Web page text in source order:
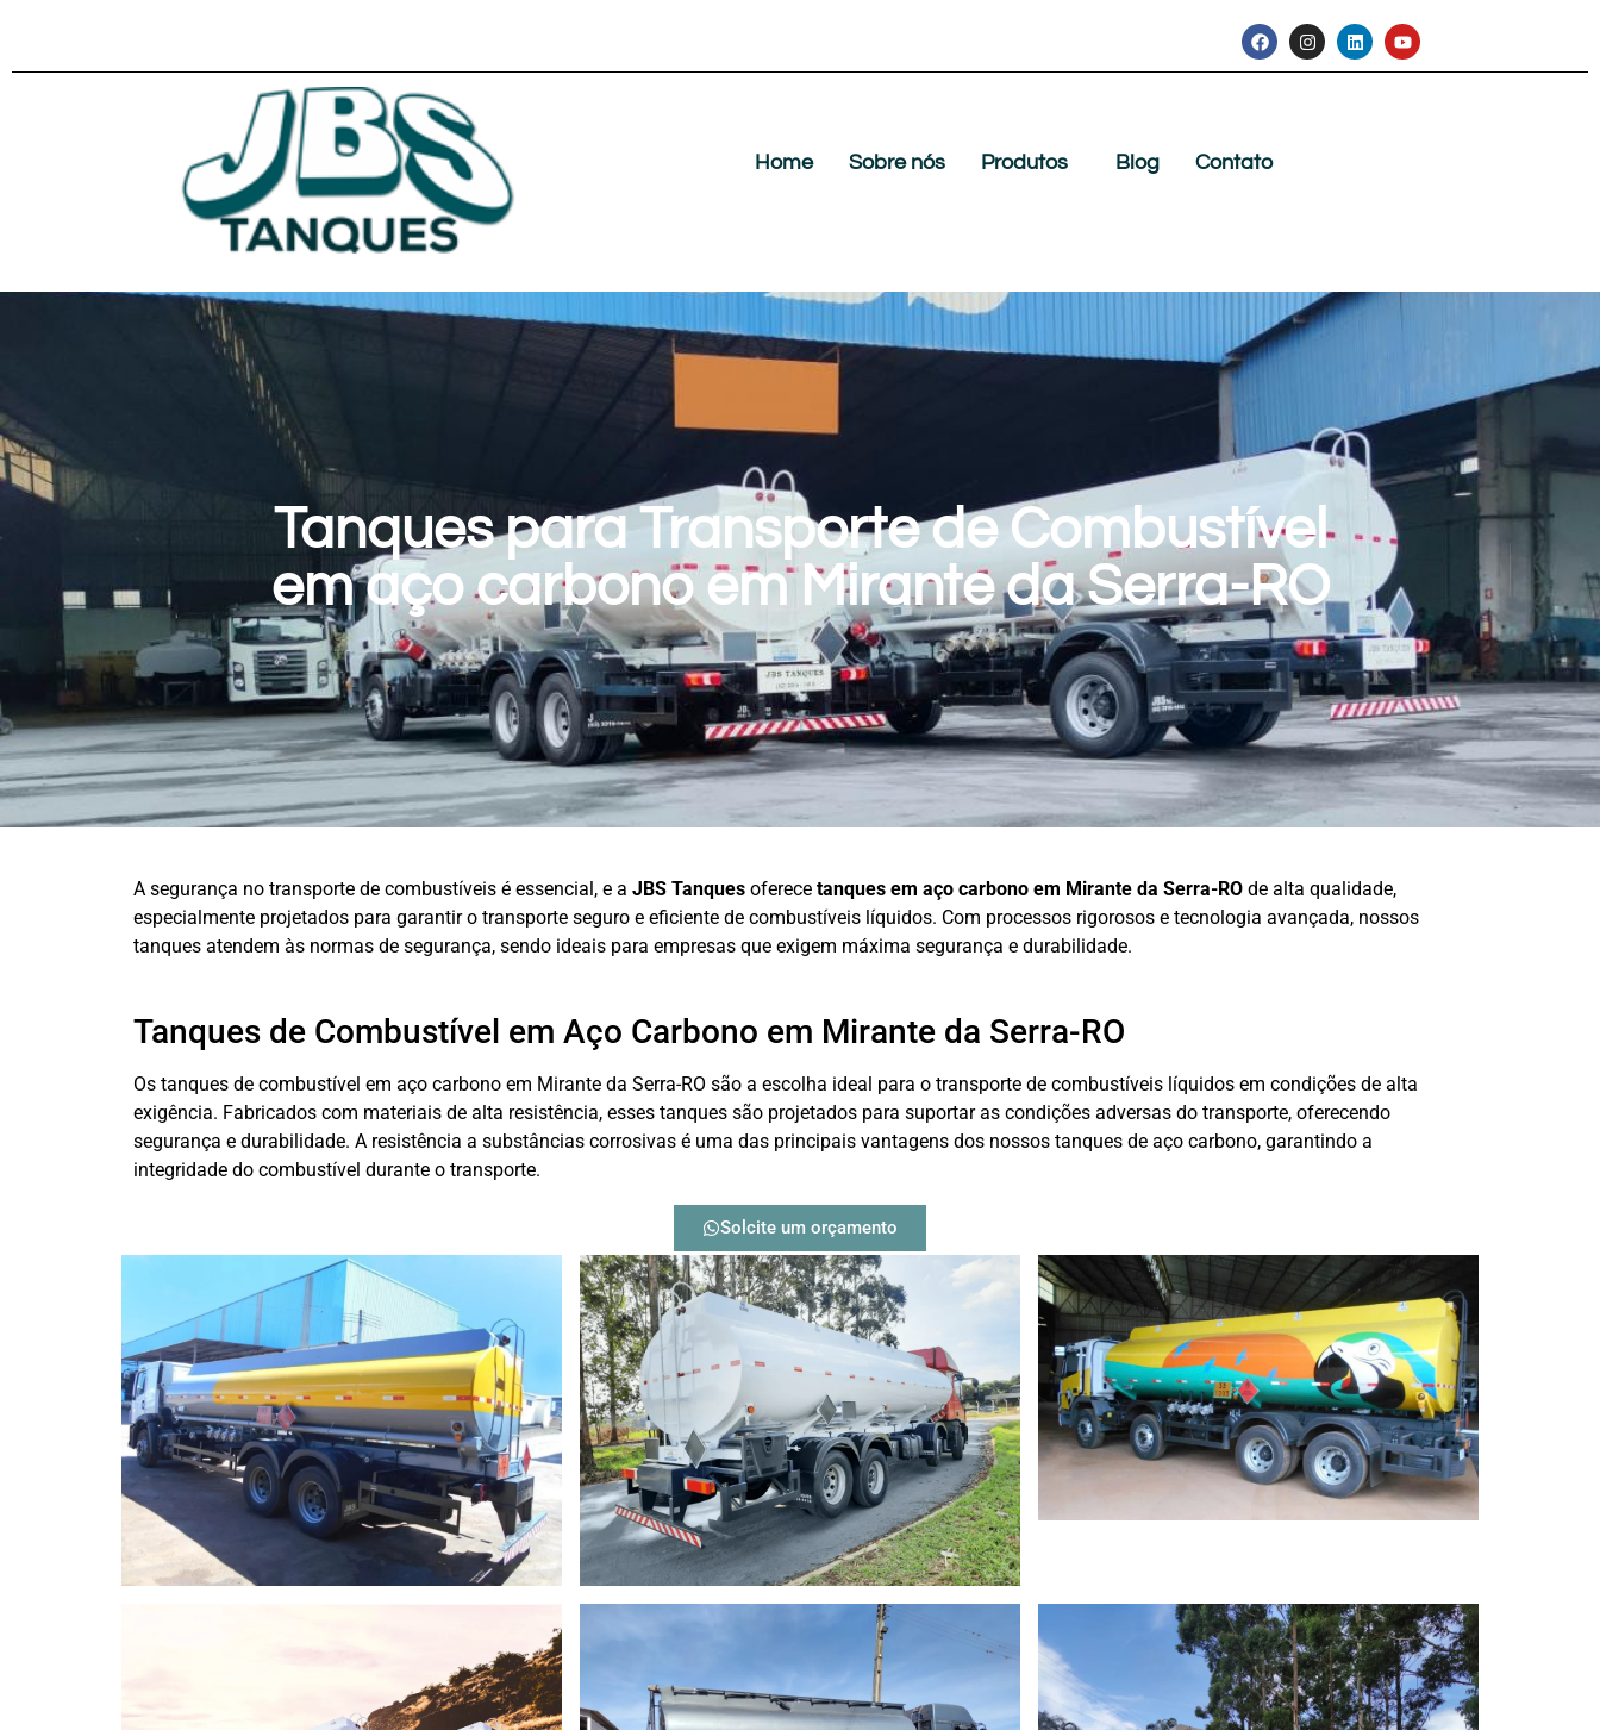
Home Sobre nós Produtos Blog Contato
Tanques para Transporte de Combustível
em aço carbono em Mirante da Serra-RO
A segurança no transporte de combustíveis é essencial, e a JBS Tanques oferece tanques em aço carbono em Mirante da Serra-RO de alta qualidade,
especialmente projetados para garantir o transporte seguro e eficiente de combustíveis líquidos. Com processos rigorosos e tecnologia avançada, nossos
tanques atendem às normas de segurança, sendo ideais para empresas que exigem máxima segurança e durabilidade.
Tanques de Combustível em Aço Carbono em Mirante da Serra-RO
Os tanques de combustível em aço carbono em Mirante da Serra-RO são a escolha ideal para o transporte de combustíveis líquidos em condições de alta
exigência. Fabricados com materiais de alta resistência, esses tanques são projetados para suportar as condições adversas do transporte, oferecendo
segurança e durabilidade. A resistência a substâncias corrosivas é uma das principais vantagens dos nossos tanques de aço carbono, garantindo a
integridade do combustível durante o transporte.
Solcite um orçamento